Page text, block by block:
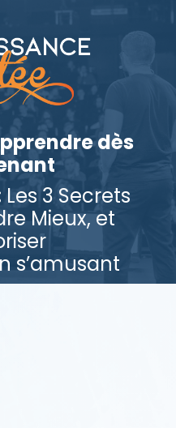
dès
Les 3 Secrets
Mieux, et
s’amusant